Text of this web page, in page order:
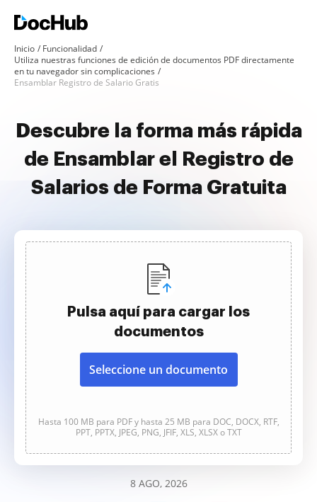
Inicio
Funcionalidad
Utiliza nuestras funciones de edición de documentos PDF directamente
en tu navegador sin complicaciones
Ensamblar Registro de Salario Gratis
Descubre la forma más rápida
de Ensamblar el Registro de
Salarios de Forma Gratuita
Pulsa aquí para cargar los
documentos
Seleccione un documento
Hasta 100 MB para PDF y hasta 25 MB para DOC, DOCX, RTF,
PPT, PPTX, JPEG, PNG, JFIF, XLS, XLSX o TXT
8 AGO, 2026